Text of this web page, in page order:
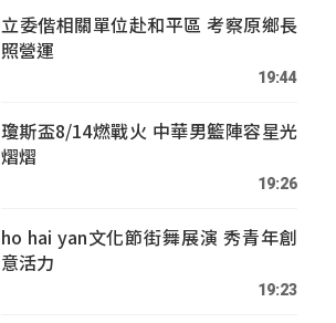
立委偕相關單位赴和平區 考察原鄉長
照營運
19:44
瓊斯盃8/14燃戰火 中華男籃陣容星光
熠熠
19:26
ho hai yan文化節街舞展演 秀青年創
意活力
19:23